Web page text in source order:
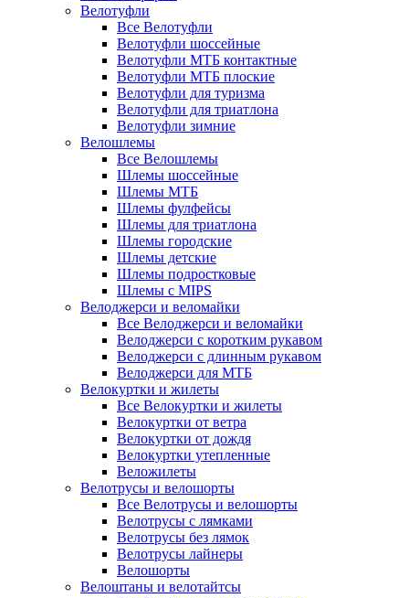
Велотуфли
Все Велотуфли
Велотуфли шоссейные
Велотуфли МТБ контактные
Велотуфли МТБ плоские
Велотуфли для туризма
Велотуфли для триатлона
Велотуфли зимние
Велошлемы
Все Велошлемы
Шлемы шоссейные
Шлемы МТБ
Шлемы фулфейсы
Шлемы для триатлона
Шлемы городские
Шлемы детские
Шлемы подростковые
Шлемы с MIPS
Велоджерси и веломайки
Все Велоджерси и веломайки
Велоджерси с коротким рукавом
Велоджерси с длинным рукавом
Велоджерси для МТБ
Велокуртки и жилеты
Все Велокуртки и жилеты
Велокуртки от ветра
Велокуртки от дождя
Велокуртки утепленные
Веложилеты
Велотрусы и велошорты
Все Велотрусы и велошорты
Велотрусы с лямками
Велотрусы без лямок
Велотрусы лайнеры
Велошорты
Велоштаны и велотайтсы